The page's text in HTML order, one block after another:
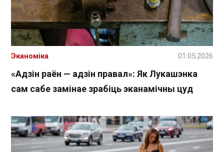
«Адзін раён — адзін правал»: Як Лукашэнка
сам сабе замінае зрабіць эканамічны цуд
Эканоміка 01.05.2026